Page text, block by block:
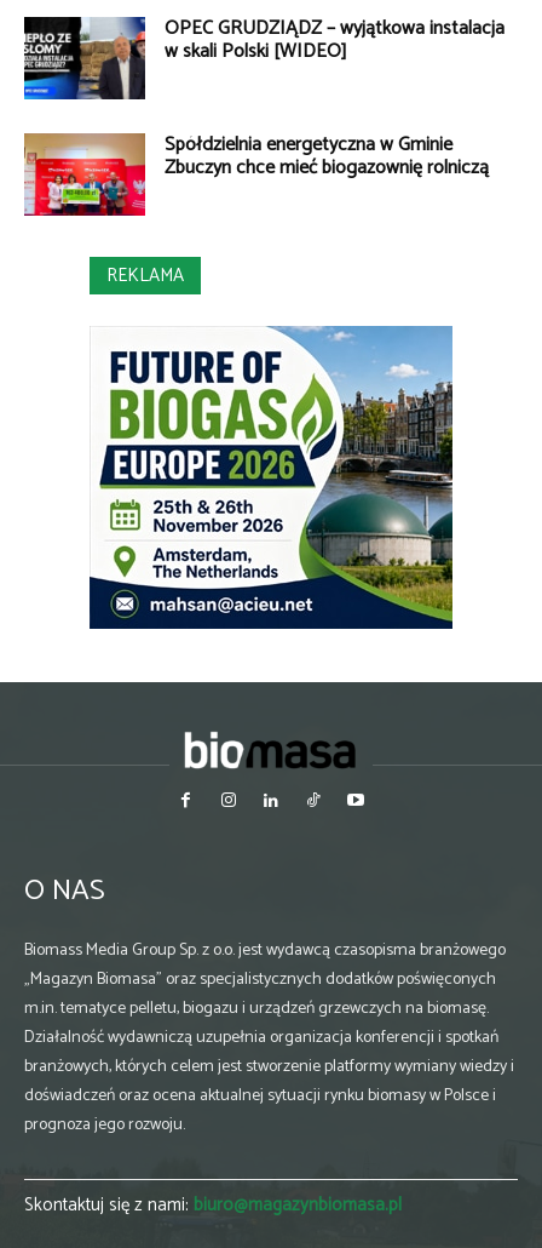
OPEC GRUDZIĄDZ – wyjątkowa instalacja
w skali Polski [WIDEO]
Spółdzielnia energetyczna w Gminie
Zbuczyn chce mieć biogazownię rolniczą
REKLAMA
O NAS
Biomass Media Group Sp. z o.o. jest wydawcą czasopisma branżowego
„Magazyn Biomasa” oraz specjalistycznych dodatków poświęconych
m.in. tematyce pelletu, biogazu i urządzeń grzewczych na biomasę.
Działalność wydawniczą uzupełnia organizacja konferencji i spotkań
branżowych, których celem jest stworzenie platformy wymiany wiedzy i
doświadczeń oraz ocena aktualnej sytuacji rynku biomasy w Polsce i
prognoza jego rozwoju.
Skontaktuj się z nami: biuro@magazynbiomasa.pl